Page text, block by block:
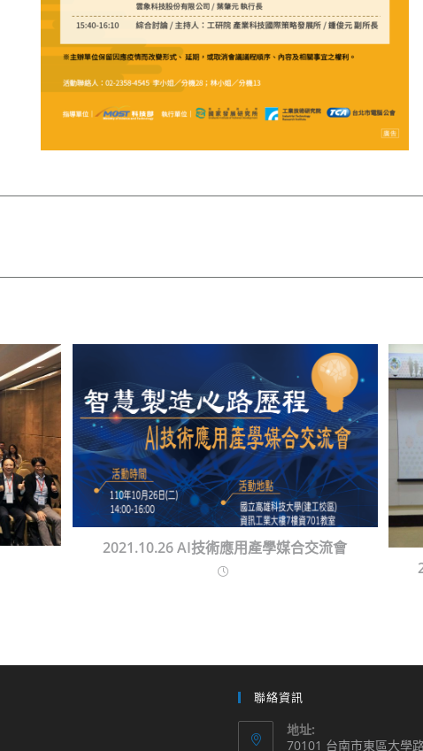
2021.10.26 AI技術應用產學媒合交流會
聯絡資訊
地址:
70101 台南市東區大學